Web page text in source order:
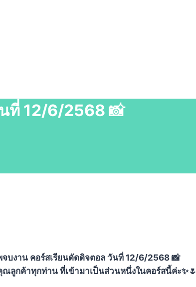
ที่ 12/6/2568 📸
จบงาน คอร์สเรียนดัดดิจตอล วันที่ 12/6/2568 📸
ลูกค้าทุกท่าน ที่เข้ามาเป็นส่วนหนึ่งในคอร์สนี้ค่ะ✨🌷